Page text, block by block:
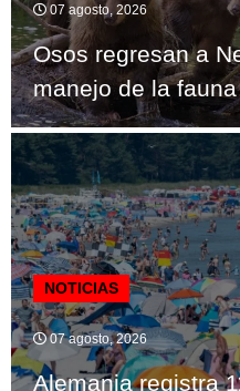
07 agosto, 2026
Osos regresan a
manejo de la fauna
NOTICIAS
07 agosto, 2026
Alemania registra